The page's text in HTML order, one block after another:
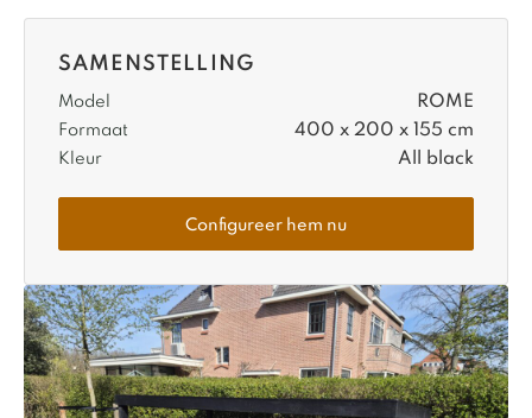
SAMENSTELLING
Model ROME
Formaat 400 x 200 x 155 cm
Kleur All black
Configureer hem nu